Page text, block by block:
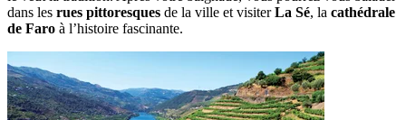
dans les rues pittoresques de la ville et visiterLa Sé, la cathédrale
de Faro à l’histoire fascinante.